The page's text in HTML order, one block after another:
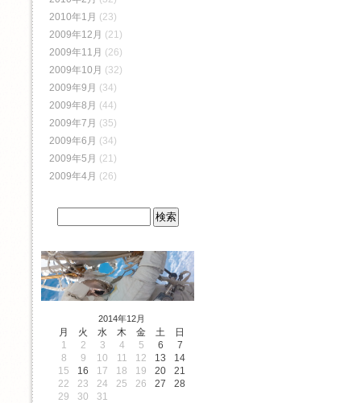
2010年1月 (23)
2009年12月 (21)
2009年11月 (26)
2009年10月 (32)
2009年9月 (34)
2009年8月 (44)
2009年7月 (35)
2009年6月 (34)
2009年5月 (21)
2009年4月 (26)
2014年12月
月 火 水 木 金 土
日
1
2 3 4 5 6
7
8
9 10 11 12 13
14
15
16 17 18 19 20
21
22
23 24 25 26 27
28
29
30 31